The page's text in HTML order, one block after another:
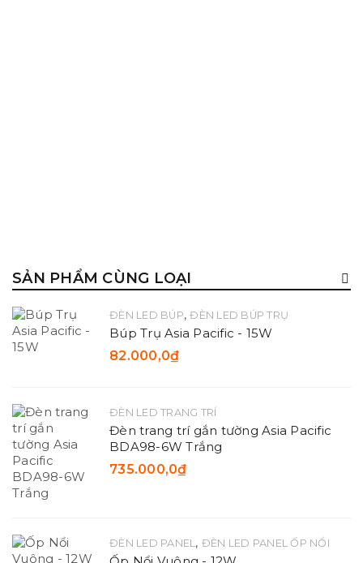
SẢN PHẨM CÙNG LOẠI
ĐÈN LED BÚP,ĐÈN LED BÚP TRỤ
Búp Trụ Asia Pacific - 15W
82.000,0₫
ĐÈN LED TRANG TRÍ
Đèn trang trí gắn tường Asia Pacific
BDA98-6W Trắng
735.000,0₫
ĐÈN LED PANEL, ĐÈN LED PANEL ỐP NỔI